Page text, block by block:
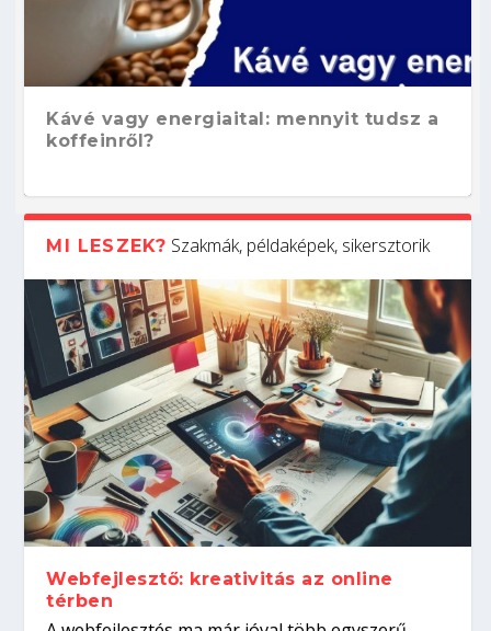
Kávé vagy energiaital: mennyit tudsz a
koffeinről?
Hogyan készíts ATS-barát önéletrajzot?
Így növelheted az esélyedet az
állásinterjúra...
Kitalálod, mire használják ezeket a
gépeket?
Nem sikerült az egyetemi felvételi?
Tanulj szakmát!
Szoftverfejlesztő: verseny kódban –
amikor néhány sor program dönti el a
világversenyt...
MI LESZEK? Szakmák, példaképek, sikersztorik
Webfejlesztő: kreativitás az online
térben